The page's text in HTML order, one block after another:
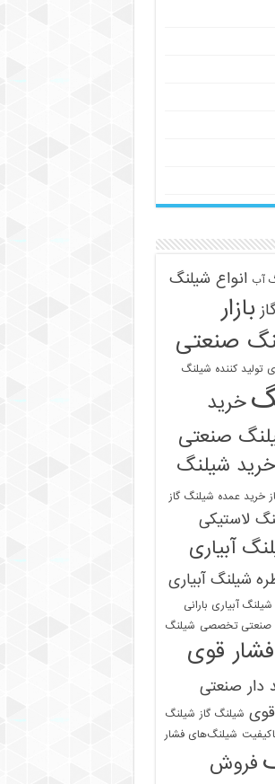
آب انواع شیلنگ
بازار
صنعتی
تولید کننده شیلنگ
خرید
صنعتی
خرید شیلنگ
خرید عمده شیلنگ گاز
لاستیکی
آبیاری
شیلنگ آبیاری
صنعتی تخصصی شیلنگ
قوی
دار صنعتی
شیلنگ گاز شیلنگ
شیلنگ‌های فشار
فروش